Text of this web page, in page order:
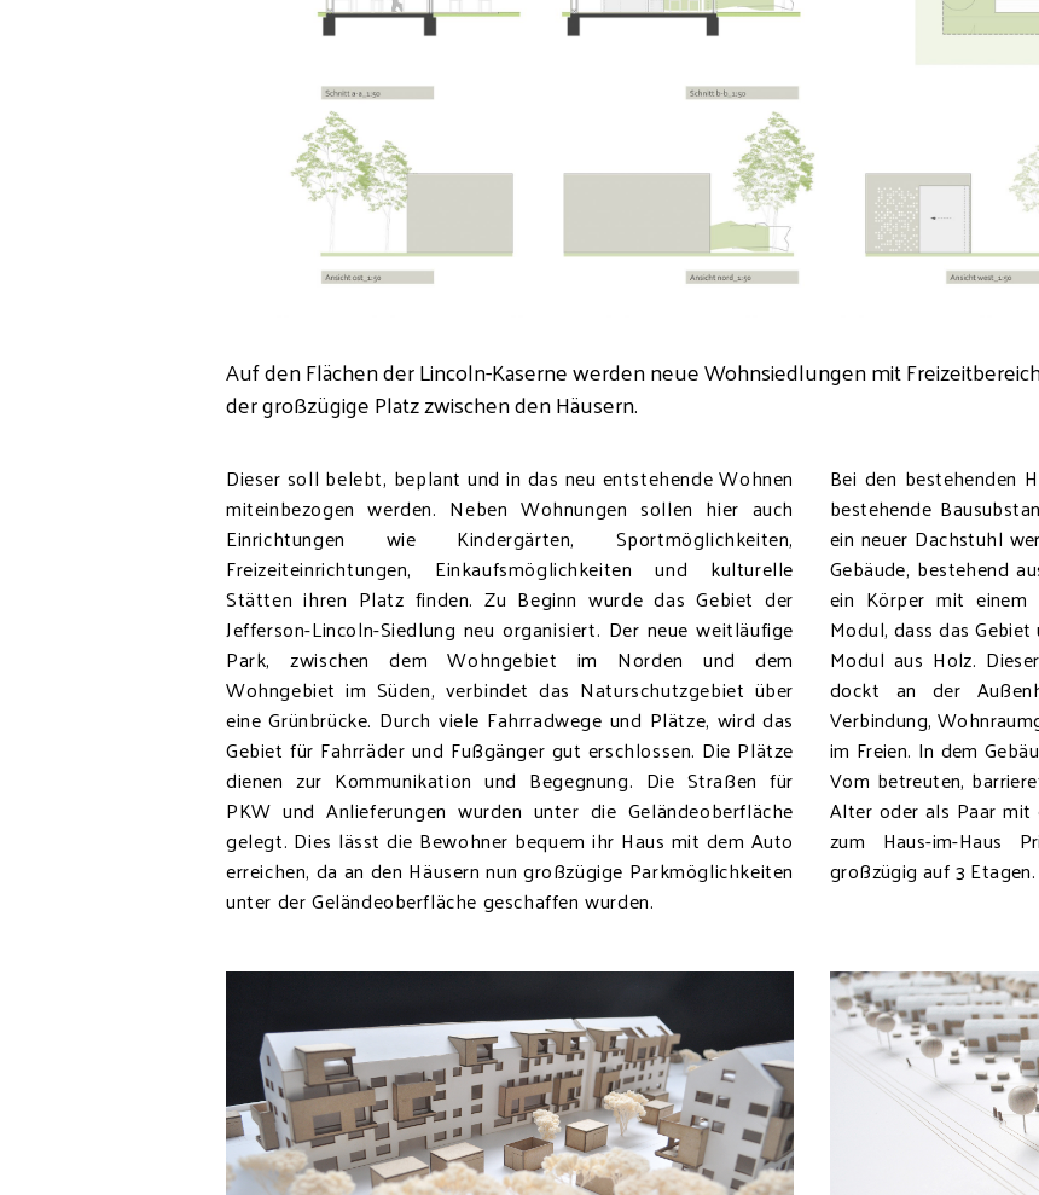
Auf den Flächen der Lincoln-Kaserne werden neue Wohnsiedlungen mit
der großzügige Platz zwischen den Häusern.
Dieser soll belebt, beplant und in das neu entstehende Wohnen
miteinbezogen werden. Neben Wohnungen sollen hier auch
Einrichtungen wie Kindergärten, Sportmöglichkeiten,
Freizeiteinrichtungen, Einkaufsmöglichkeiten und kulturelle
Stätten ihren Platz finden. Zu Beginn wurde das Gebiet der
Jefferson-Lincoln-Siedlung neu organisiert. Der neue weitläufige
Park, zwischen dem Wohngebiet im Norden und dem
Wohngebiet im Süden, verbindet das Naturschutzgebiet über
eine Grünbrücke. Durch viele Fahrradwege und Plätze, wird das
Gebiet für Fahrräder und Fußgänger gut erschlossen. Die Plätze
dienen zur Kommunikation und Begegnung. Die Straßen für
PKW und Anlieferungen wurden unter die Geländeoberfläche
gelegt. Dies lässt die Bewohner bequem ihr Haus mit dem Auto
erreichen, da an den Häusern nun großzügige Parkmöglichkeiten
unter der Geländeoberfläche geschaffen wurden.
Bei den bestehenden
bestehende
ein neuer Dachstuhl
Gebäude, bestehend
ein Körper mit einem
Modul, dass das
Modul aus Holz.
dockt an der
Verbindung,
im Freien. In dem
Vom betreuten,
Alter oder als Paar mit
zum Haus-im-Haus
großzügig auf 3 Etagen.